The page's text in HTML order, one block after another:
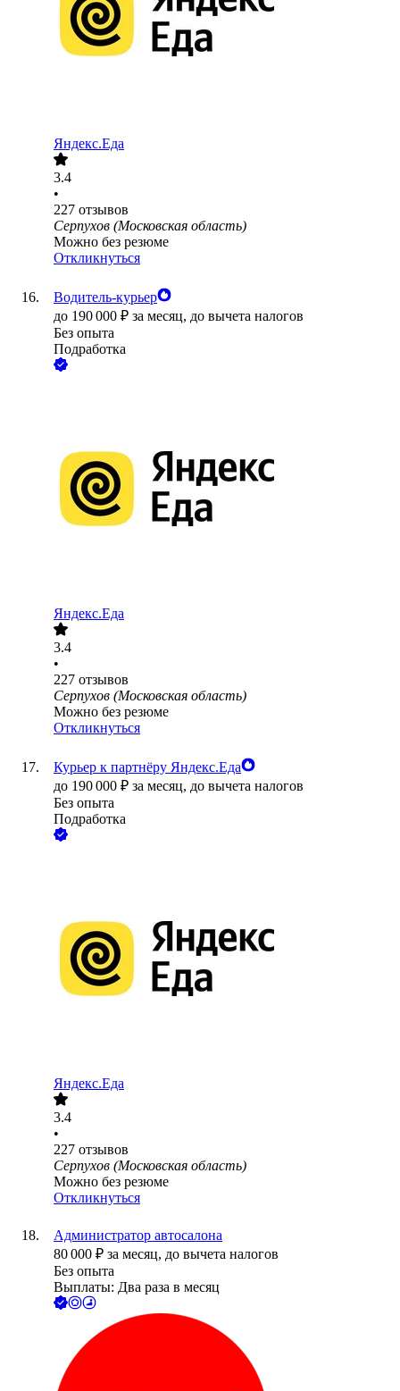
Яндекс.Еда
3.4
•
227 отзывов
Серпухов (Московская область)
Можно без резюме
Откликнуться
Водитель-курьер
до 190 000 ₽ за месяц, до вычета налогов
Без опыта
Подработка
Яндекс.Еда
3.4
•
227 отзывов
Серпухов (Московская область)
Можно без резюме
Откликнуться
Курьер к партнёру Яндекс.Еда
до 190 000 ₽ за месяц, до вычета налогов
Без опыта
Подработка
Яндекс.Еда
3.4
•
227 отзывов
Серпухов (Московская область)
Можно без резюме
Откликнуться
Администратор автосалона
80 000 ₽ за месяц, до вычета налогов
Без опыта
Выплаты: Два раза в месяц